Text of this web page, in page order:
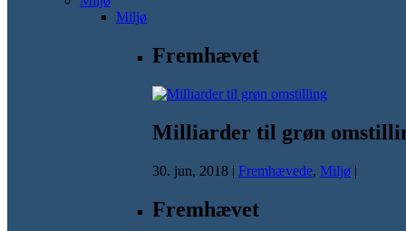
Miljø
Fremhævet
Milliarder til grøn
30. jun, 2018 | Fremhævede, Miljø |
Fremhævet